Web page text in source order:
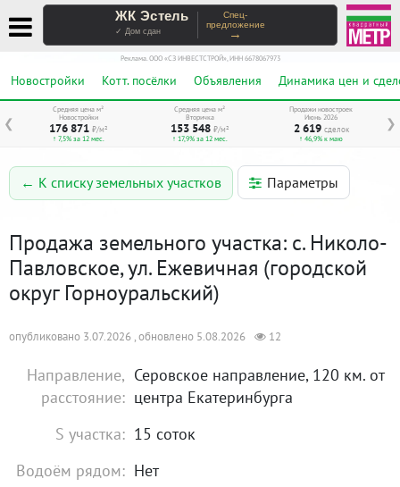
ЖК Эстель
✓ Дом сдан
Спец-
предложение
→
Реклама. ООО «СЗ ИНВЕСТСТРОЙ», ИНН 6678067973
Новостройки Котт. посёлки Объявления Динамика цен и
❮ ❯
Средняя цена м²
Новостройки
176 871 ₽/м²
↑ 7,5% за 12 мес.
Средняя цена м²
Вторичка
153 548 ₽/м²
↑ 17,9% за 12 мес.
Продажи новостроек
Июнь 2026
2 619 сделок
↑ 46,9% к маю
← К списку земельных участков Параметры
Продажа земельного участка: с. Николо-
Павловское, ул. Ежевичная (городской
округ Горноуральский)
опубликовано 3.07.2026 , обновлено 5.08.2026 12
Направление,
расстояние:
Серовское направление, 120 км. от
центра Екатеринбурга
S участка: 15 соток
Водоём рядом: Нет